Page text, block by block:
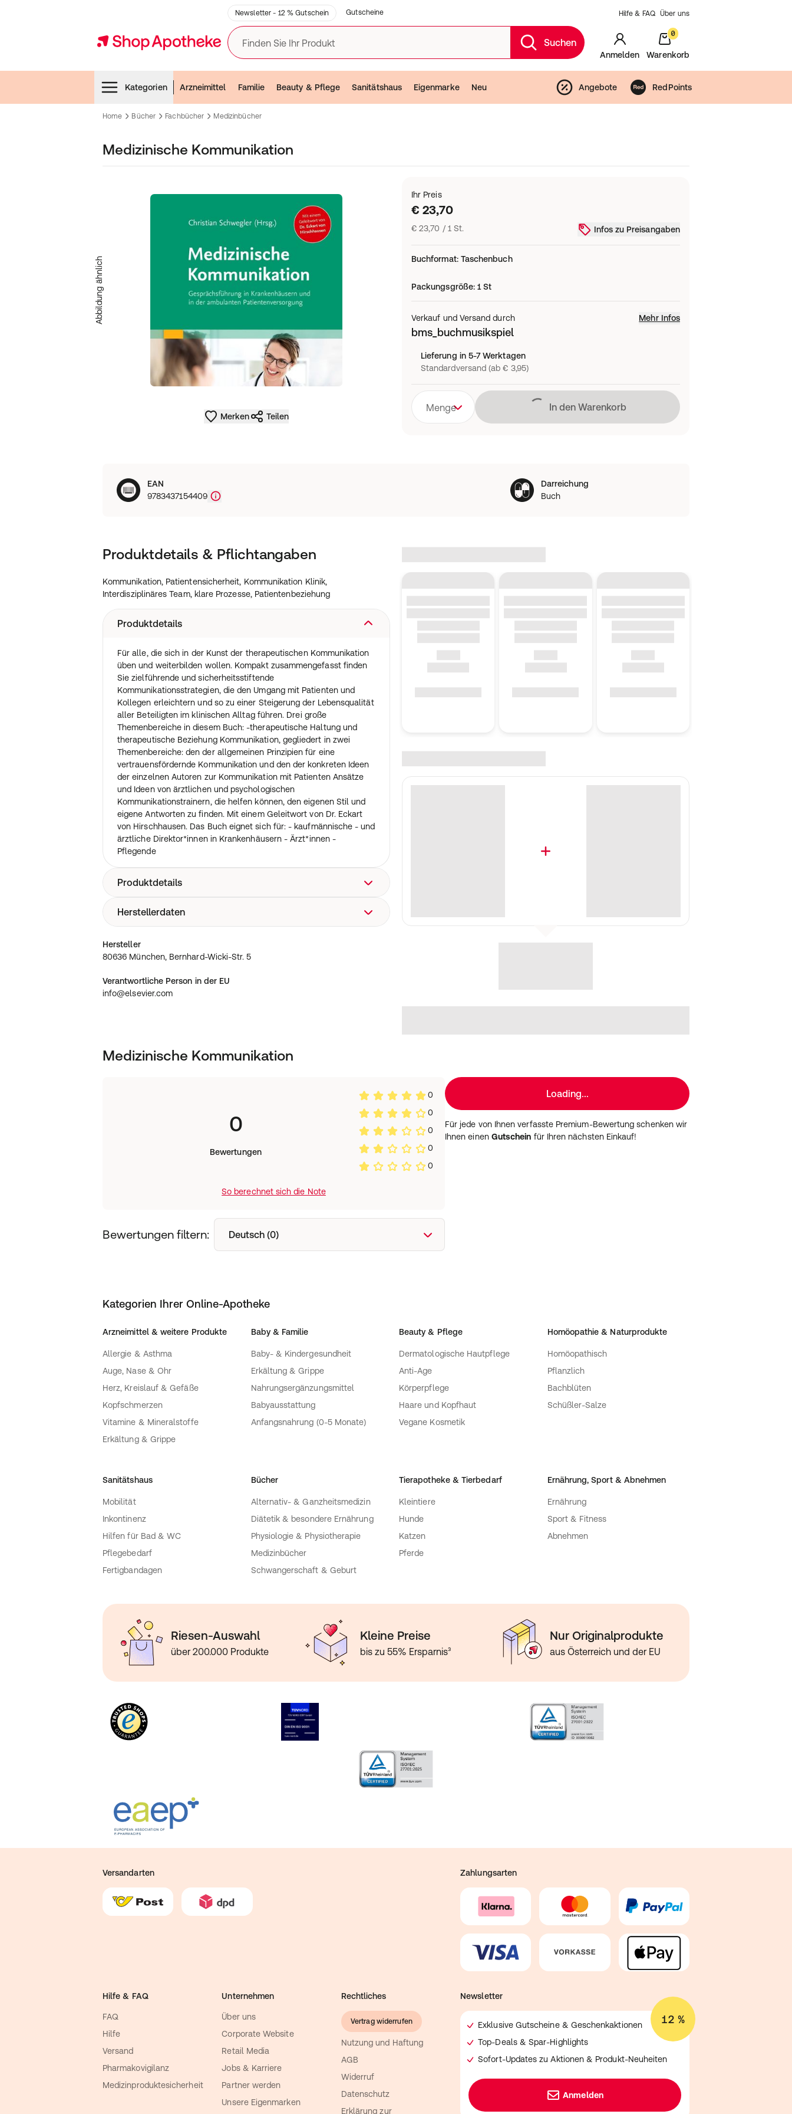
Newsletter - 12 % Gutschein Gutscheine Hilfe & FAQ Über uns
Finden Sie Ihr Produkt Suchen
Anmelden
0
Warenkorb
Kategorien
Arzneimittel Familie Beauty & Pflege Sanitätshaus Eigenmarke Neu Angebote RedPoints
Home Bücher Fachbücher Medizinbücher
Medizinische Kommunikation
Abbildung ähnlich
Merken Teilen
Ihr Preis
€ 23,70
€ 23,70 / 1 St. Infos zu Preisangaben
Buchformat: Taschenbuch
Packungsgröße:1 St
Verkauf und Versand durch Mehr Infos
bms_buchmusikspiel
Lieferung in 5-7 Werktagen
Standardversand (ab € 3,95)
Menge LädtIn den Warenkorb
EAN
9783437154409
Darreichung
Buch
Produktdetails & Pflichtangaben
Kommunikation, Patientensicherheit, Kommunikation Klinik,
Interdisziplinäres Team, klare Prozesse, Patientenbeziehung
Produktdetails
Für alle, die sich in der Kunst der therapeutischen Kommunikation
üben und weiterbilden wollen. Kompakt zusammengefasst finden
Sie zielführende und sicherheitsstiftende
Kommunikationsstrategien, die den Umgang mit Patienten und
Kollegen erleichtern und so zu einer Steigerung der Lebensqualität
aller Beteiligten im klinischen Alltag führen. Drei große
Themenbereiche in diesem Buch: -therapeutische Haltung und
therapeutische Beziehung Kommunikation, gegliedert in zwei
Themenbereiche: den der allgemeinen Prinzipien für eine
vertrauensfördernde Kommunikation und den der konkreten Ideen
der einzelnen Autoren zur Kommunikation mit Patienten Ansätze
und Ideen von ärztlichen und psychologischen
Kommunikationstrainern, die helfen können, den eigenen Stil und
eigene Antworten zu finden. Mit einem Geleitwort von Dr. Eckart
von Hirschhausen. Das Buch eignet sich für: - kaufmännische - und
ärztliche Direktor*innen in Krankenhäusern - Ärzt*innen -
Pflegende
Produktdetails
Kommunikation, Patientensicherheit, Kommunikation Klinik,
Herstellerdaten
80636 München, Bernhard-Wicki-Str. 5
Hersteller
80636 München, Bernhard-Wicki-Str. 5
Verantwortliche Person in der EU
info@elsevier.com
Medizinische Kommunikation
0
Bewertungen
0
0
0
0
0
So berechnet sich die Note
Bewertungen filtern: Deutsch (0)
Loading...
Für jede von Ihnen verfasste Premium-Bewertung schenken wir
Ihnen einen Gutschein für Ihren nächsten Einkauf!
Kategorien Ihrer Online-Apotheke
Arzneimittel & weitere Produkte
Allergie & Asthma
Auge, Nase & Ohr
Herz, Kreislauf & Gefäße
Kopfschmerzen
Vitamine & Mineralstoffe
Erkältung & Grippe
Baby & Familie
Baby- & Kindergesundheit
Erkältung & Grippe
Nahrungsergänzungsmittel
Babyausstattung
Anfangsnahrung (0-5 Monate)
Beauty & Pflege
Dermatologische Hautpflege
Anti-Age
Körperpflege
Haare und Kopfhaut
Vegane Kosmetik
Homöopathie & Naturprodukte
Homöopathisch
Pflanzlich
Bachblüten
Schüßler-Salze
Sanitätshaus
Mobilität
Inkontinenz
Hilfen für Bad & WC
Pflegebedarf
Fertigbandagen
Bücher
Alternativ- & Ganzheitsmedizin
Diätetik & besondere Ernährung
Physiologie & Physiotherapie
Medizinbücher
Schwangerschaft & Geburt
Tierapotheke & Tierbedarf
Kleintiere
Hunde
Katzen
Pferde
Ernährung, Sport & Abnehmen
Ernährung
Sport & Fitness
Abnehmen
Riesen-Auswahl
über 200.000 Produkte
Kleine Preise
bis zu 55% Ersparnis³
Nur Originalprodukte
aus Österreich und der EU
Versandarten Zahlungsarten
Hilfe & FAQ
FAQ
Hilfe
Versand
Pharmakovigilanz
Medizinproduktesicherheit
Unternehmen
Über uns
Corporate Website
Retail Media
Jobs & Karriere
Partner werden
Unsere Eigenmarken
Rechtliches
Vertrag widerrufen
Nutzung und Haftung
AGB
Widerruf
Datenschutz
Erklärung zur
Newsletter
12 %
Exklusive Gutscheine & Geschenkaktionen
Top-Deals & Spar-Highlights
Sofort-Updates zu Aktionen & Produkt-Neuheiten
Anmelden